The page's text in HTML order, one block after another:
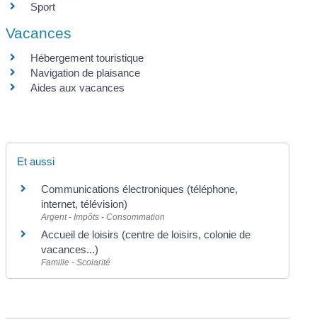
Sport
Vacances
Hébergement touristique
Navigation de plaisance
Aides aux vacances
Et aussi
Communications électroniques (téléphone,
internet, télévision)
Argent - Impôts - Consommation
Accueil de loisirs (centre de loisirs, colonie de
vacances...)
Famille - Scolarité